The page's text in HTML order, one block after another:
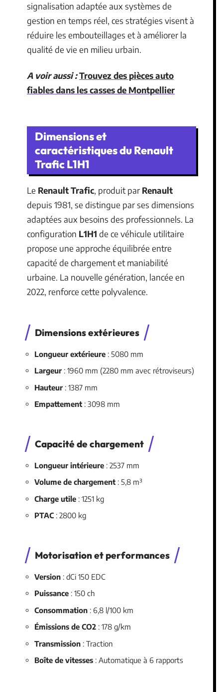
signalisation adaptée aux systèmes de
gestion en temps réel, ces stratégies visent à
réduire les embouteillages et à améliorer la
qualité de vie en milieu urbain.
A voir aussi :Trouvez des pièces auto
fiables dans les casses de Montpellier
Dimensions et
caractéristiques du Renault
Trafic L1H1
Le Renault Trafic, produit par Renault
depuis 1981, se distingue par ses dimensions
adaptées aux besoins des professionnels. La
configuration L1H1 de ce véhicule utilitaire
propose une approche équilibrée entre
capacité de chargement et maniabilité
urbaine. La nouvelle génération, lancée en
2022, renforce cette polyvalence.
Dimensions extérieures
Longueur extérieure : 5080 mm
Largeur : 1960 mm (2280 mm avec rétroviseurs)
Hauteur : 1387 mm
Empattement : 3098 mm
Capacité de chargement
Longueur intérieure : 2537 mm
Volume de chargement : 5,8 m³
Charge utile : 1251 kg
PTAC : 2800 kg
Motorisation et performances
Version : dCi 150 EDC
Puissance : 150 ch
Consommation : 6,8 l/100 km
Émissions de CO2 : 178 g/km
Transmission : Traction
Boîte de vitesses : Automatique à 6 rapports